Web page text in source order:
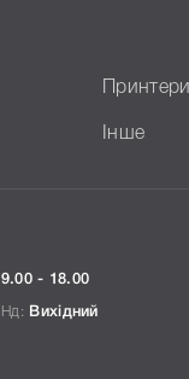
Принтери
Інше
9.00 - 18.00
Нд: Вихідний